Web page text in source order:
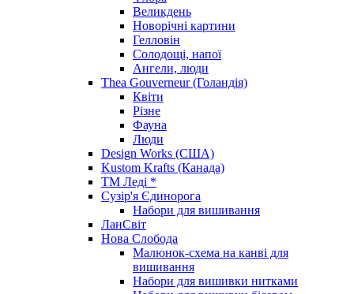
Великдень
Новорічні картини
Гелловін
Солодощі, напої
Ангели, люди
Thea Gouverneur (Голандія)
Квіти
Різне
Фауна
Люди
Design Works (США)
Kustom Krafts (Канада)
ТМ Леді *
Сузір'я Єдинорога
Набори для вишивання
ЛанСвіт
Нова Слобода
Малюнок-схема на канві для
вишивання
Набори для вишивки нитками